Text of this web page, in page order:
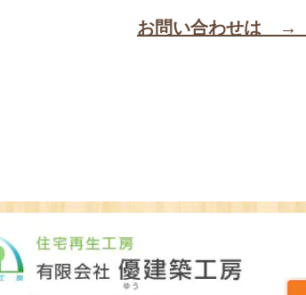
お問い合わせは →